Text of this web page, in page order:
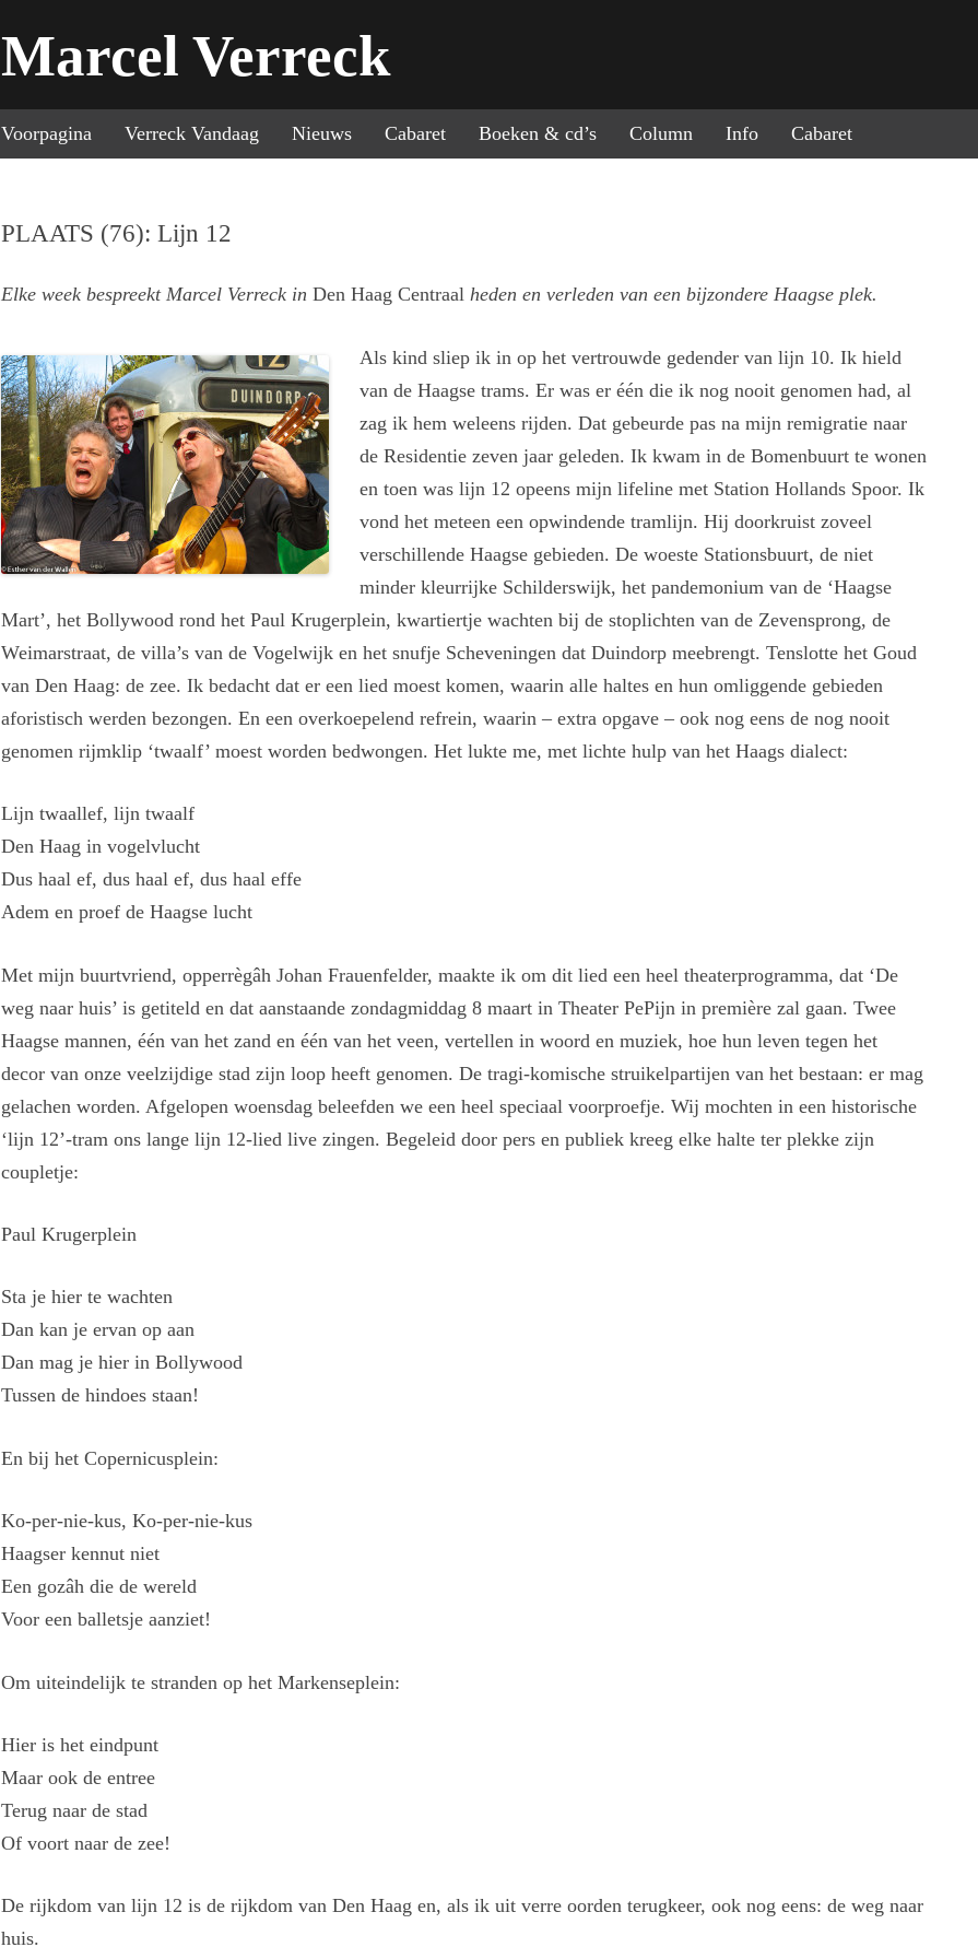
Marcel Verreck
Voorpagina Verreck Vandaag Nieuws Cabaret Boeken & cd’s Column Info Cabaret
PLAATS (76): Lijn 12
Elke week bespreekt Marcel Verreck in Den Haag Centraalheden en verleden van een bijzondere Haagse plek.
Als kind sliep ik in op het vertrouwde gedender van lijn 10. Ik hield
van de Haagse trams. Er was er één die ik nog nooit genomen had, al
zag ik hem weleens rijden. Dat gebeurde pas na mijn remigratie naar
de Residentie zeven jaar geleden. Ik kwam in de Bomenbuurt te wonen
en toen was lijn 12 opeens mijn lifeline met Station Hollands Spoor. Ik
vond het meteen een opwindende tramlijn. Hij doorkruist zoveel
verschillende Haagse gebieden. De woeste Stationsbuurt, de niet
minder kleurrijke Schilderswijk, het pandemonium van de ‘Haagse
Mart’, het Bollywood rond het Paul Krugerplein, kwartiertje wachten bij de stoplichten van de Zevensprong, de
Weimarstraat, de villa’s van de Vogelwijk en het snufje Scheveningen dat Duindorp meebrengt. Tenslotte het Goud
van Den Haag: de zee. Ik bedacht dat er een lied moest komen, waarin alle haltes en hun omliggende gebieden
aforistisch werden bezongen. En een overkoepelend refrein, waarin – extra opgave – ook nog eens de nog nooit
genomen rijmklip ‘twaalf’ moest worden bedwongen. Het lukte me, met lichte hulp van het Haags dialect:
Lijn twaallef, lijn twaalf
Den Haag in vogelvlucht
Dus haal ef, dus haal ef, dus haal effe
Adem en proef de Haagse lucht
Met mijn buurtvriend, opperrègâh Johan Frauenfelder, maakte ik om dit lied een heel theaterprogramma, dat ‘De
weg naar huis’ is getiteld en dat aanstaande zondagmiddag 8 maart in Theater PePijn in première zal gaan. Twee
Haagse mannen, één van het zand en één van het veen, vertellen in woord en muziek, hoe hun leven tegen het
decor van onze veelzijdige stad zijn loop heeft genomen. De tragi-komische struikelpartijen van het bestaan: er mag
gelachen worden. Afgelopen woensdag beleefden we een heel speciaal voorproefje. Wij mochten in een historische
‘lijn 12’-tram ons lange lijn 12-lied live zingen. Begeleid door pers en publiek kreeg elke halte ter plekke zijn
coupletje:
Paul Krugerplein
Sta je hier te wachten
Dan kan je ervan op aan
Dan mag je hier in Bollywood
Tussen de hindoes staan!
En bij het Copernicusplein:
Ko-per-nie-kus, Ko-per-nie-kus
Haagser kennut niet
Een gozâh die de wereld
Voor een balletsje aanziet!
Om uiteindelijk te stranden op het Markenseplein:
Hier is het eindpunt
Maar ook de entree
Terug naar de stad
Of voort naar de zee!
De rijkdom van lijn 12 is de rijkdom van Den Haag en, als ik uit verre oorden terugkeer, ook nog eens: de weg naar
huis.